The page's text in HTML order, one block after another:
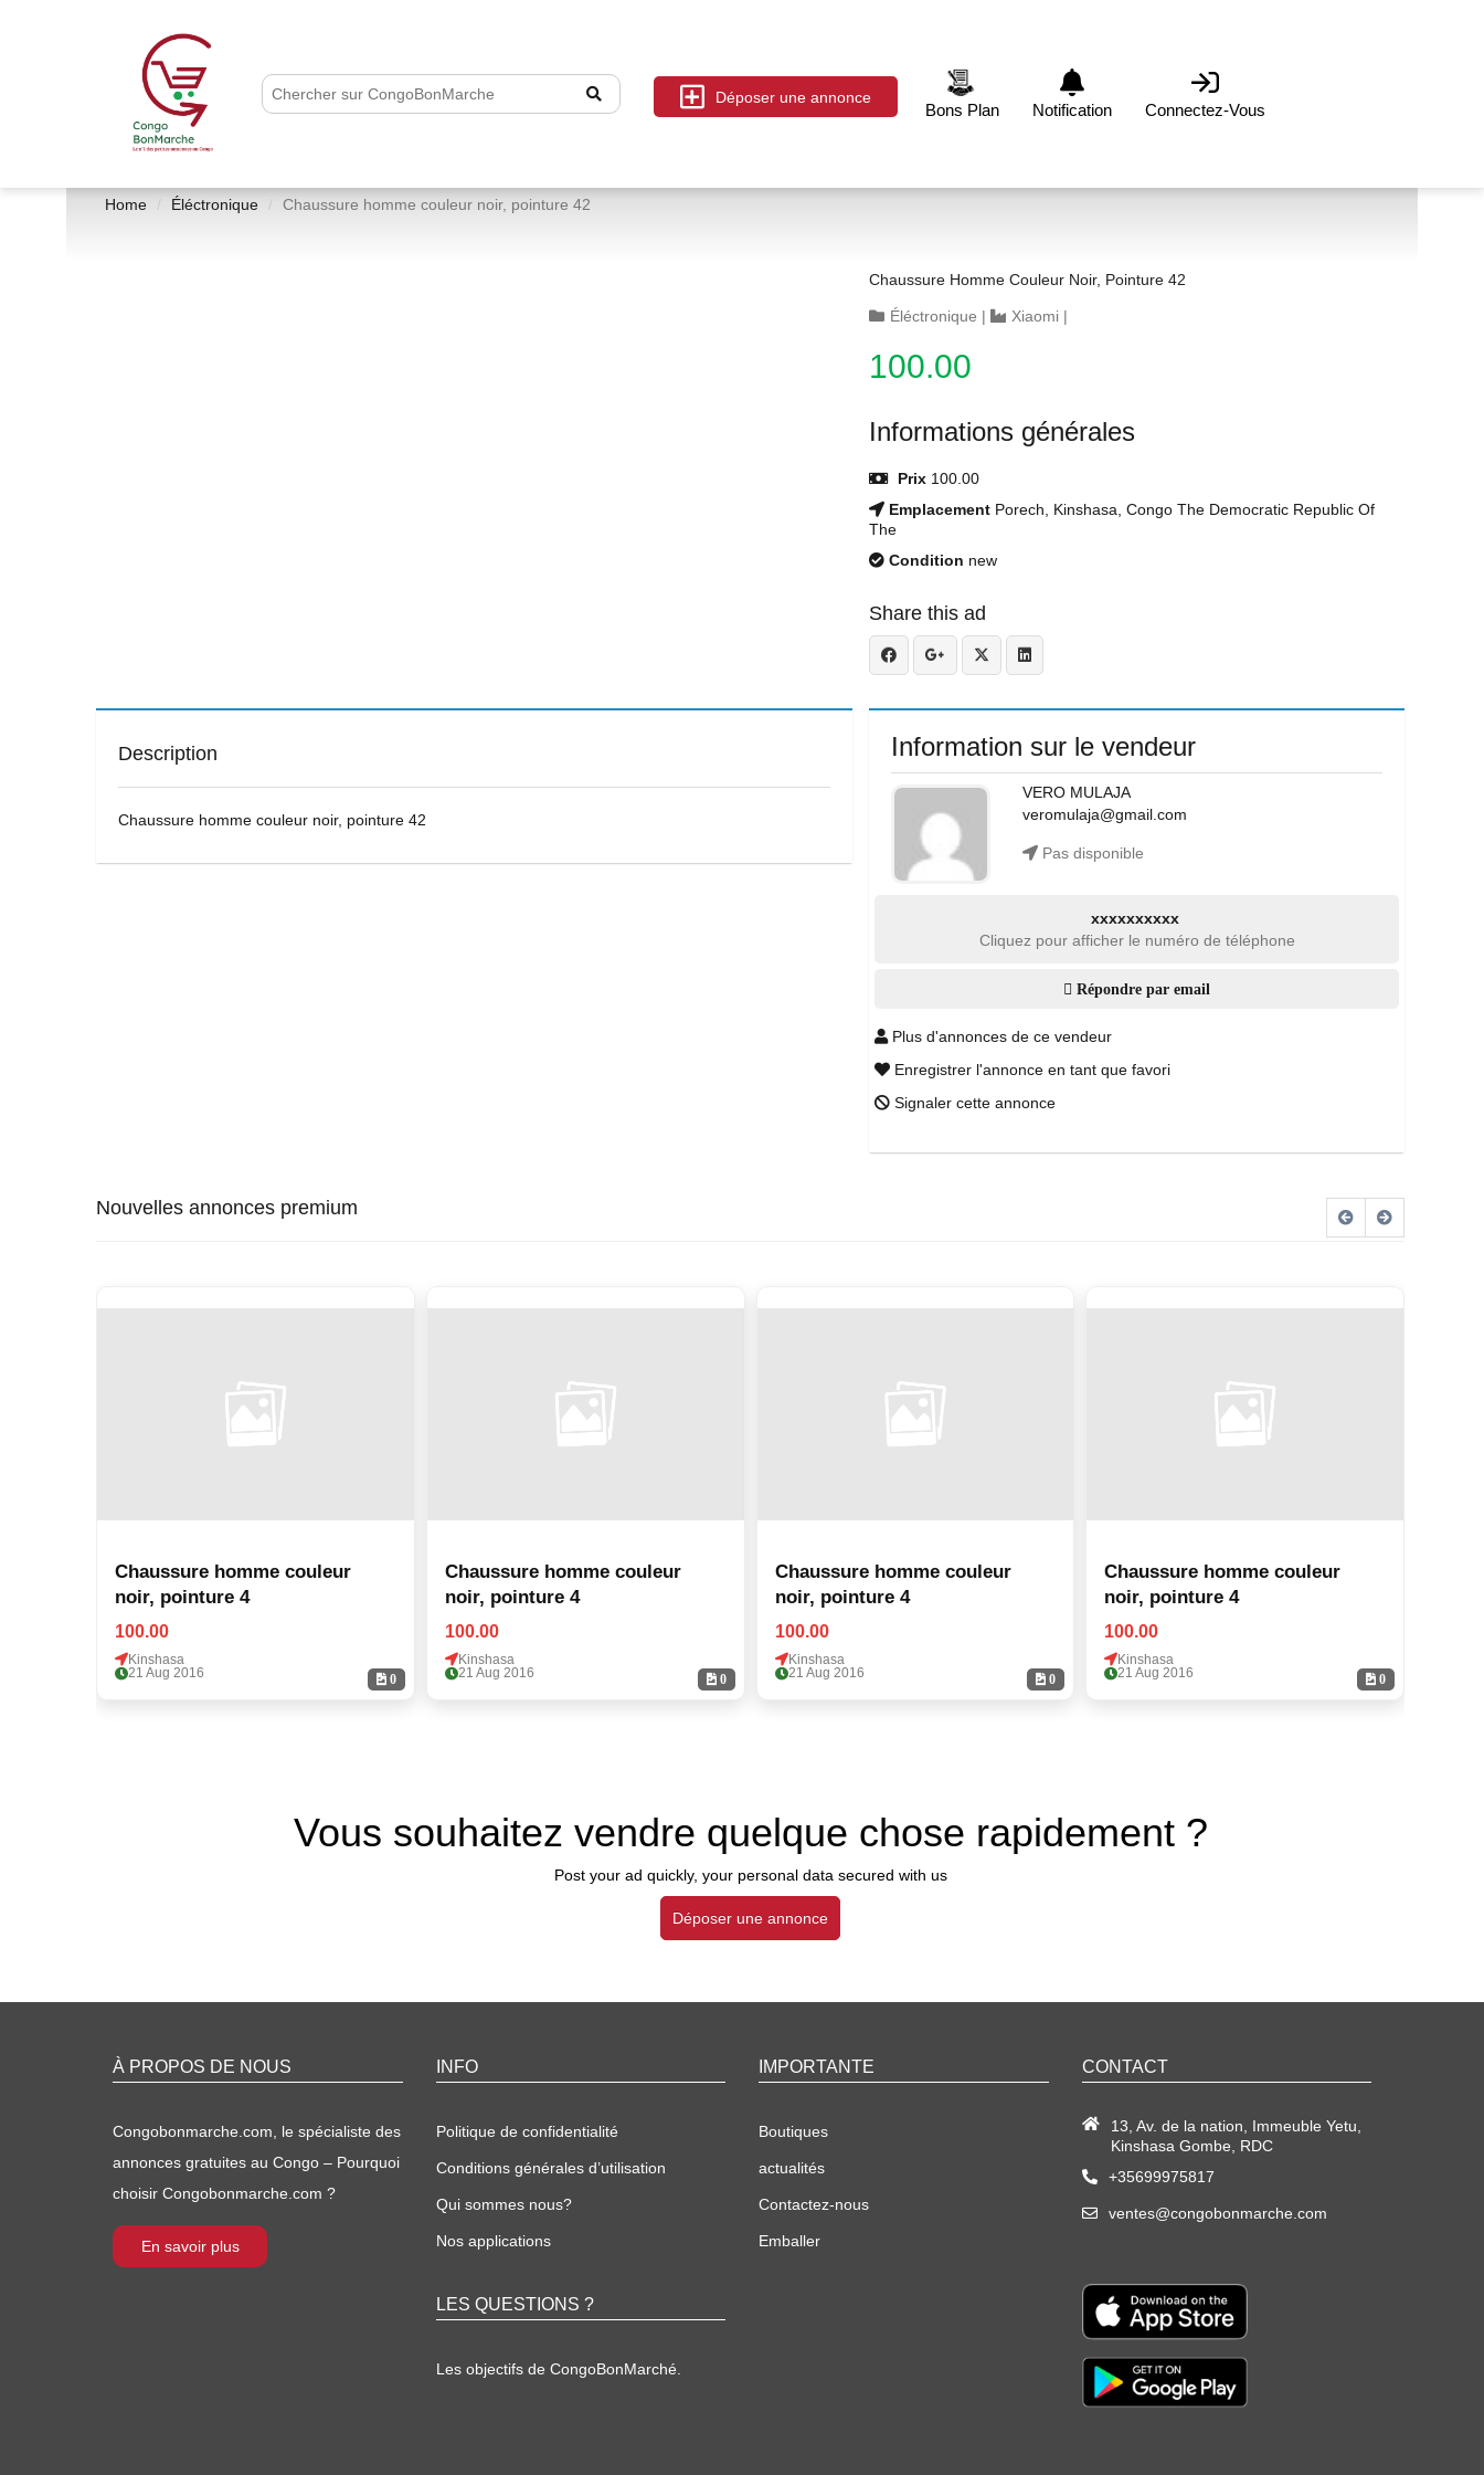
Déposer une annonce
Bons Plan Notification Connectez-Vous
Home Éléctronique Chaussure homme couleur noir, pointure 42
Chaussure Homme Couleur Noir, Pointure 42
Éléctronique | Xiaomi |
100.00
Informations générales
Prix 100.00
Emplacement Porech, Kinshasa, Congo The Democratic Republic Of
The
Condition new
Share this ad
Description
Chaussure homme couleur noir, pointure 42
Information sur le vendeur
VERO MULAJA
veromulaja@gmail.com
Pas disponible
xxxxxxxxxx
Cliquez pour afficher le numéro de téléphone
Répondre par email
Plus d'annonces de ce vendeur
Enregistrer l'annonce en tant que favori
Signaler cette annonce
Nouvelles annonces premium
0
Chaussure homme couleur
noir, pointure 4
100.00
Kinshasa
21 Aug 2016
0
Chaussure homme couleur
noir, pointure 4
100.00
Kinshasa
21 Aug 2016
0
Chaussure homme couleur
noir, pointure 4
100.00
Kinshasa
21 Aug 2016
0
Chaussure homme couleur
noir, pointure 4
100.00
Kinshasa
21 Aug 2016
Vous souhaitez vendre quelque chose rapidement ?
Post your ad quickly, your personal data secured with us
Déposer une annonce
À PROPOS DE NOUS
Congobonmarche.com, le spécialiste des
annonces gratuites au Congo – Pourquoi
choisir Congobonmarche.com ?
En savoir plus
INFO
Politique de confidentialité
Conditions générales d’utilisation
Qui sommes nous?
Nos applications
LES QUESTIONS ?
Les objectifs de CongoBonMarché.
IMPORTANTE
Boutiques
actualités
Contactez-nous
Emballer
CONTACT
13, Av. de la nation, Immeuble Yetu,
Kinshasa Gombe, RDC
+35699975817
ventes@congobonmarche.com